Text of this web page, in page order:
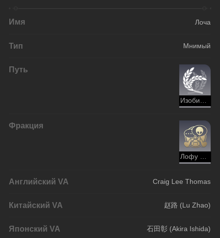
Имя Лоча
Тип Мнимый
Путь
Изобилие
Фракция
Лофу Сяньчжоу (локация)
Английский VA Craig Lee Thomas
Китайский VA 赵路 (Lu Zhao)
Японский VA 石田彰 (Akira Ishida)